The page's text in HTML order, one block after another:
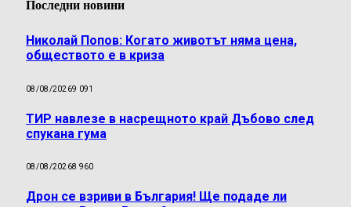
Последни новини
Николай Попов: Когато животът няма цена,
обществото е в криза
08/08/20269 091
ТИР навлезе в насрещното край Дъбово след
спукана гума
08/08/20268 960
Дрон се взриви в България! Ще подаде ли